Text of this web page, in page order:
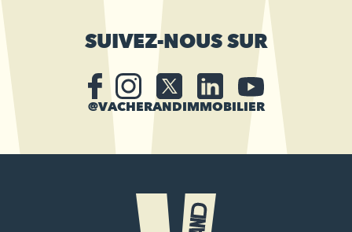
SUIVEZ-NOUS SUR
@VACHERANDIMMOBILIER